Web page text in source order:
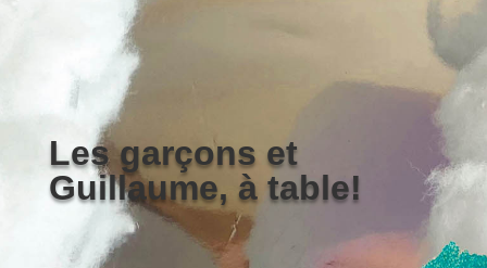
Les garçons et
Guillaume, à table!